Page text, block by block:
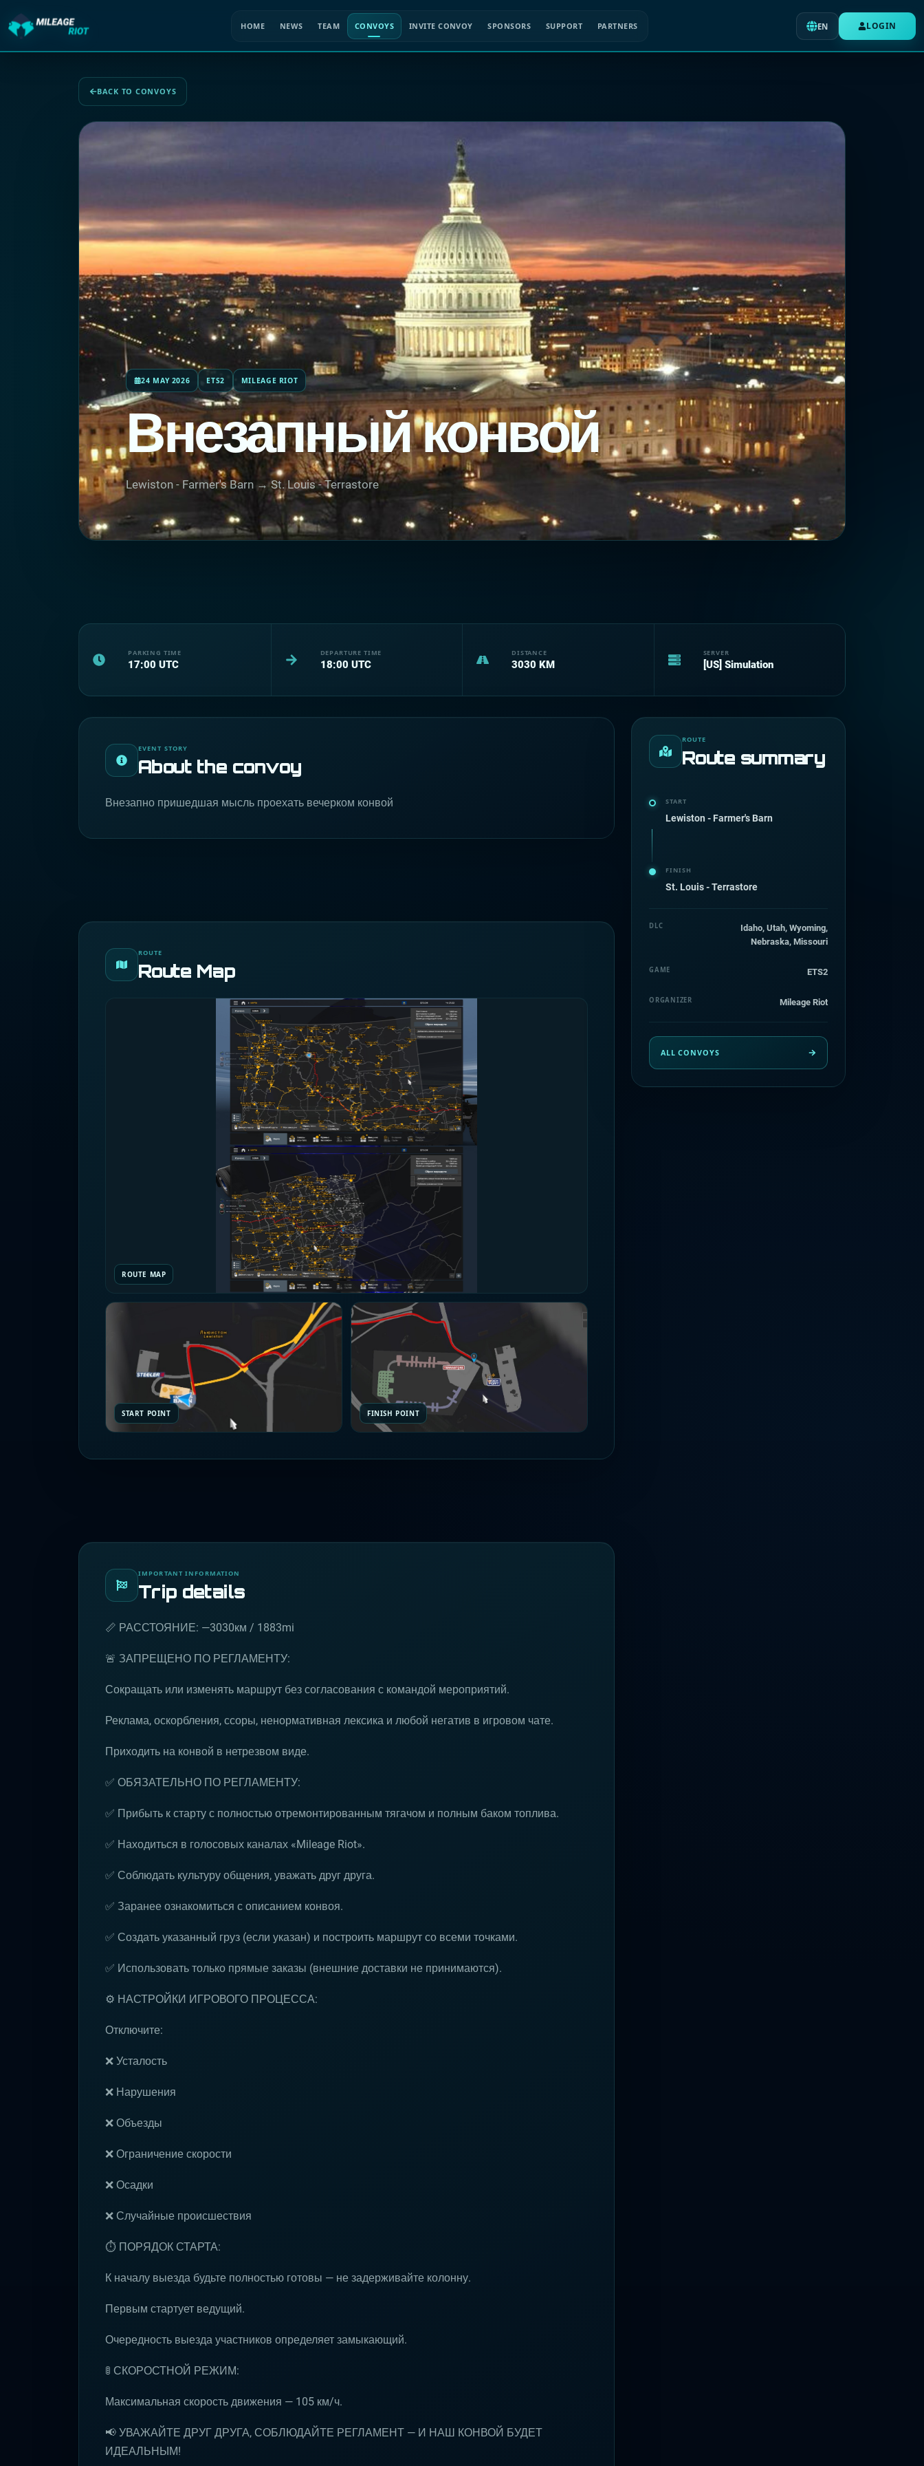
BACK TO CONVOYS
24 MAY 2026 ETS2 MILEAGE RIOT
Внезапный конвой
Lewiston - Farmer's Barn → St. Louis - Terrastore
PARKING TIME
17:00 UTC
DEPARTURE TIME
18:00 UTC
DISTANCE
3030 KM
SERVER
[US] Simulation
EVENT STORY
About the convoy
Внезапно пришедшая мысль проехать вечерком конвой
ROUTE
Route Map
ROUTE MAP
START POINT FINISH POINT
IMPORTANT INFORMATION
Trip details
📏 РАССТОЯНИЕ: —3030км / 1883mi
🚨 ЗАПРЕЩЕНО ПО РЕГЛАМЕНТУ:
Сокращать или изменять маршрут без согласования с командой мероприятий.
Реклама, оскорбления, ссоры, ненормативная лексика и любой негатив в игровом чате.
Приходить на конвой в нетрезвом виде.
✅ ОБЯЗАТЕЛЬНО ПО РЕГЛАМЕНТУ:
✅ Прибыть к старту с полностью отремонтированным тягачом и полным баком топлива.
✅ Находиться в голосовых каналах «Mileage Riot».
✅ Соблюдать культуру общения, уважать друг друга.
✅ Заранее ознакомиться с описанием конвоя.
✅ Создать указанный груз (если указан) и построить маршрут со всеми точками.
✅ Использовать только прямые заказы (внешние доставки не принимаются).
⚙️ НАСТРОЙКИ ИГРОВОГО ПРОЦЕССА:
Отключите:
❌ Усталость
❌ Нарушения
❌ Объезды
❌ Ограничение скорости
❌ Осадки
❌ Случайные происшествия
⏱ ПОРЯДОК СТАРТА:
К началу выезда будьте полностью готовы — не задерживайте колонну.
Первым стартует ведущий.
Очередность выезда участников определяет замыкающий.
🚦 СКОРОСТНОЙ РЕЖИМ:
Максимальная скорость движения — 105 км/ч.
📢 УВАЖАЙТЕ ДРУГ ДРУГА, СОБЛЮДАЙТЕ РЕГЛАМЕНТ — И НАШ КОНВОЙ БУДЕТ
ИДЕАЛЬНЫМ!
ROUTE
Route summary
START
Lewiston - Farmer's Barn
FINISH
St. Louis - Terrastore
DLC
Idaho, Utah, Wyoming,
Nebraska, Missouri
GAME ETS2
ORGANIZER Mileage Riot
ALL CONVOYS
HOME NEWS TEAM CONVOYS INVITE CONVOY SPONSORS SUPPORT PARTNERS EN LOGIN